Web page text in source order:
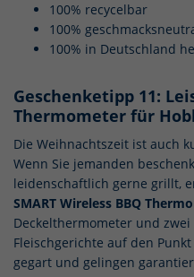
100% recycelbar
100%
100% in Deutschland
Geschenketipp 11:
Thermometer für
Die Weihnachtszeit ist auch
Wenn Sie jemanden
leidenschaftlich gerne grillt,
SMART Wireless BBQ
Deckelthermometer und
Fleischgerichte auf den
gegart und gelingen